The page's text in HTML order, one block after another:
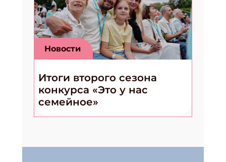
Новости
Итоги второго сезона
конкурса «Это у нас
семейное»
Подпишись на рассылку
Получи электронный "Классный журнал" в подарок!
Укажите имя